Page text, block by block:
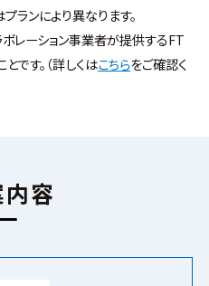
ランにより異なります。
ボレーション事業者が提供するFT
です。（詳しくはこちらをご確認く
容